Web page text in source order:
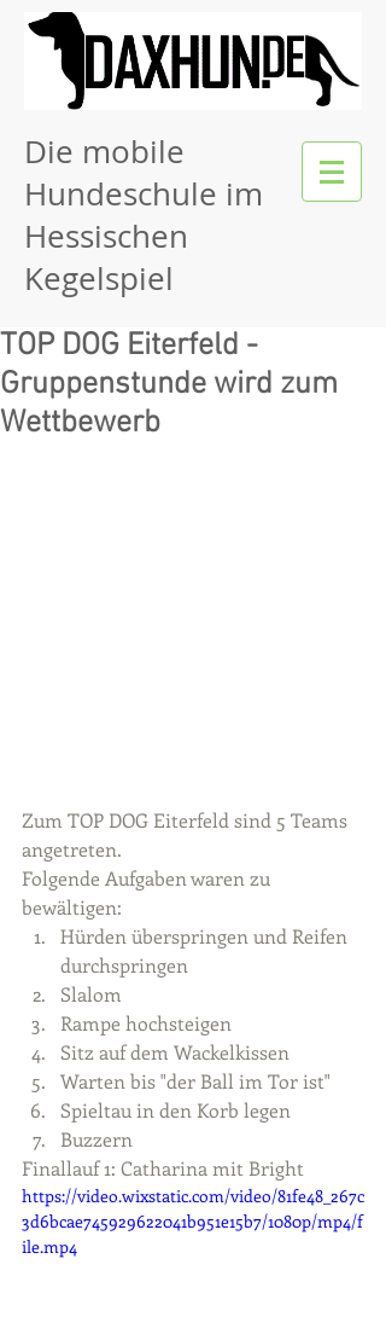
Die mobile
Hundeschule im
Hessischen
Kegelspiel
TOP DOG Eiterfeld -
Gruppenstunde wird zum
Wettbewerb
Zum TOP DOG Eiterfeld sind 5 Teams
angetreten.
Folgende Aufgaben waren zu
bewältigen:
Hürden überspringen und Reifen
durchspringen
Slalom
Rampe hochsteigen
Sitz auf dem Wackelkissen
Warten bis "der Ball im Tor ist"
Spieltau in den Korb legen
Buzzern
Finallauf 1: Catharina mit Bright
https://video.wixstatic.com/video/81fe48_267c
3d6bcae745929622041b951e15b7/1080p/mp4/f
ile.mp4